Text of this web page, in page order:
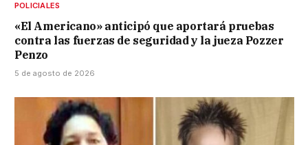
POLICIALES
«El Americano» anticipó que aportará pruebas
contra las fuerzas de seguridad y la jueza Pozzer
Penzo
5 de agosto de 2026